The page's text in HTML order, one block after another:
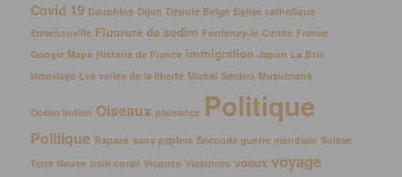
Covid 19 Dauphiné Dijon Député Belge Eglise catholique
Ermenonville Fluorure de sodim Fontenay-le-Comte France
Google Maps Histoire de France immigration Japon La Brie
lamorlaye Les voiles de la liberté Michel Sardou Musulmans
Océan Indien Oiseaux plaisance Politique
Politique Rapace sans papiers Seconde guerre mondiale Suisse
Terre Neuve train corail Vicomte Violences voeux voyage